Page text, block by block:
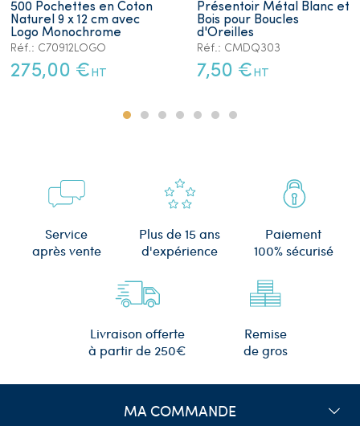
500 Pochettes en Coton
Naturel 9 x 12 cm avec
Logo Monochrome
Réf.: C70912LOGO
275,00 € HT
Présentoir Métal Blanc et
Bois pour Boucles
d'Oreilles
Réf.: CMDQ303
7,50 € HT
Service
après vente
Plus de 15 ans
d'expérience
Paiement
100% sécurisé
Livraison offerte
à partir de 250€
Remise
de gros
MA COMMANDE